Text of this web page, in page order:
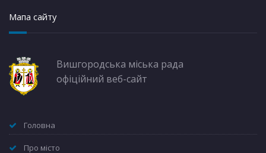
Мапа сайту
Вишгородська міська рада
офіційний веб-сайт
Головна
Про місто